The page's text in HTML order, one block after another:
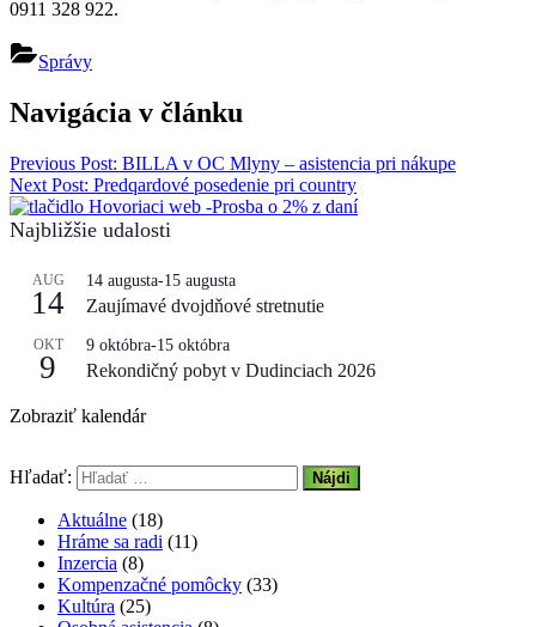
0911 328 922.
Správy
Navigácia v článku
Previous Post: BILLA v OC Mlyny – asistencia pri nákupe
Next Post: Predqardové posedenie pri country
Najbližšie udalosti
AUG
14
14 augusta-15 augusta
Zaujímavé dvojdňové stretnutie
OKT
9
9 októbra-15 októbra
Rekondičný pobyt v Dudinciach 2026
Zobraziť kalendár
Hľadať:
Aktuálne (18)
Hráme sa radi (11)
Inzercia (8)
Kompenzačné pomôcky (33)
Kultúra (25)